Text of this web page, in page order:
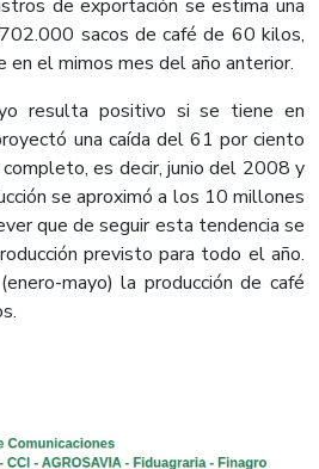
de exportación se estima una
sacos de café de 60 kilos,
en el mimos mes del año anterior.
resulta positivo si se tiene en
una caída del 61 por ciento
completo, es decir, junio del 2008 y
se aproximó a los 10 millones
que de seguir esta tendencia se
previsto para todo el año.
mayo) la producción de café